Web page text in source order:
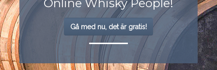
Online Whisky People!
Gå med nu, det är gratis!